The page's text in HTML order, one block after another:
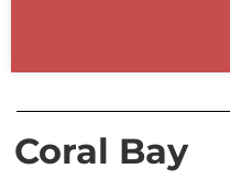
Coral Bay